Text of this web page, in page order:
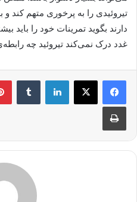
تیروئیدی را به پرخوری متهم کند و
دارند بگوید تمرینات خود را باید
غدد درک نمی‌کند تیروئید چه
لینکدین ‫تامبلر
چاپ